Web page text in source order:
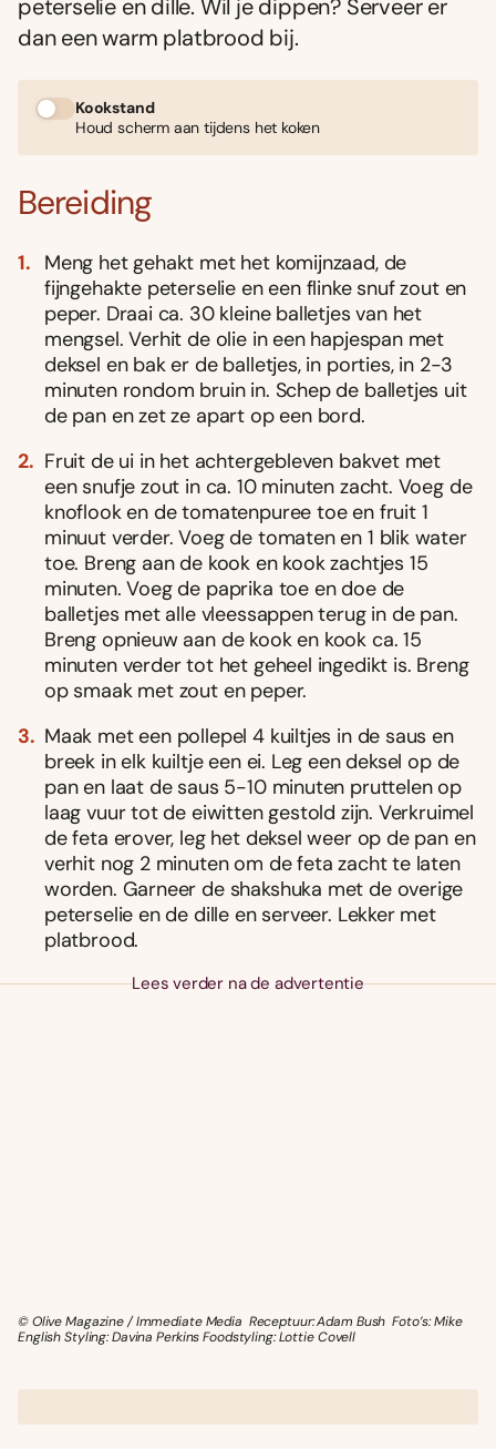
peterselie en dille. Wil je dippen? Serveer er
dan een warm platbrood bij.
Kookstand
Houd scherm aan tijdens het koken
Bereiding
Meng het gehakt met het komijnzaad, de
fijngehakte peterselie en een flinke snuf zout en
peper. Draai ca. 30 kleine balletjes van het
mengsel. Verhit de olie in een hapjespan met
deksel en bak er de balletjes, in porties, in 2-3
minuten rondom bruin in. Schep de balletjes uit
de pan en zet ze apart op een bord.
Fruit de ui in het achtergebleven bakvet met
een snufje zout in ca. 10 minuten zacht. Voeg de
knoflook en de tomatenpuree toe en fruit 1
minuut verder. Voeg de tomaten en 1 blik water
toe. Breng aan de kook en kook zachtjes 15
minuten. Voeg de paprika toe en doe de
balletjes met alle vleessappen terug in de pan.
Breng opnieuw aan de kook en kook ca. 15
minuten verder tot het geheel ingedikt is. Breng
op smaak met zout en peper.
Maak met een pollepel 4 kuiltjes in de saus en
breek in elk kuiltje een ei. Leg een deksel op de
pan en laat de saus 5-10 minuten pruttelen op
laag vuur tot de eiwitten gestold zijn. Verkruimel
de feta erover, leg het deksel weer op de pan en
verhit nog 2 minuten om de feta zacht te laten
worden. Garneer de shakshuka met de overige
peterselie en de dille en serveer. Lekker met
platbrood.
Lees verder na de advertentie
© Olive Magazine / Immediate Media Receptuur: Adam Bush Foto’s: Mike
English Styling: Davina Perkins Foodstyling: Lottie Covell